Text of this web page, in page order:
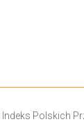
Indeks Polskich